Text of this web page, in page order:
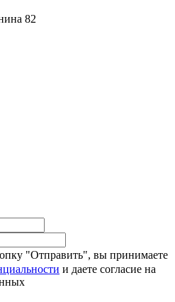
82
"Отправить", вы принимаете
и даете согласие на